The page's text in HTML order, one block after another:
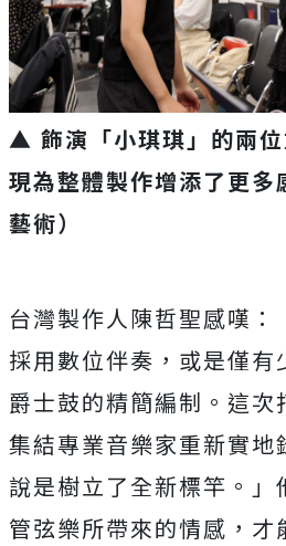
▲ 飾演「小琪琪」的兩
現為整體製作增添了更多
藝術）
台灣製作人陳哲聖感嘆：
採用數位伴奏，或是僅有
爵士鼓的精簡編制。這次
集結專業音樂家重新實地
說是樹立了全新標竿。」
管弦樂所帶來的情感，才